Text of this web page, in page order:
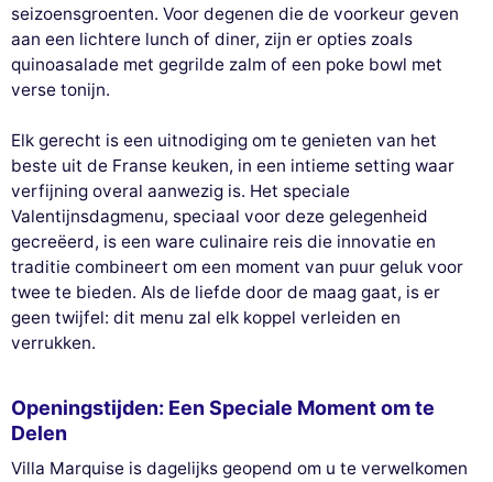
seizoensgroenten. Voor degenen die de voorkeur geven
aan een lichtere lunch of diner, zijn er opties zoals
quinoasalade met gegrilde zalm of een poke bowl met
verse tonijn.
Elk gerecht is een uitnodiging om te genieten van het
beste uit de Franse keuken, in een intieme setting waar
verfijning overal aanwezig is. Het speciale
Valentijnsdagmenu, speciaal voor deze gelegenheid
gecreëerd, is een ware culinaire reis die innovatie en
traditie combineert om een moment van puur geluk voor
twee te bieden. Als de liefde door de maag gaat, is er
geen twijfel: dit menu zal elk koppel verleiden en
verrukken.
Openingstijden: Een Speciale Moment om te
Delen
Villa Marquise is dagelijks geopend om u te verwelkomen